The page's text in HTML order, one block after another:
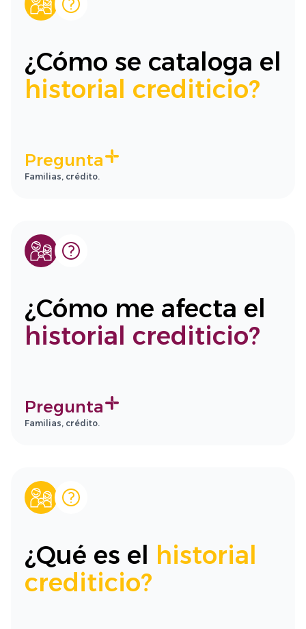
¿Cómo se cataloga el
historial crediticio?
Pregunta
Familias, crédito.
¿Cómo me afecta el
historial crediticio?
Pregunta
Familias, crédito.
¿Qué es el historial
crediticio?